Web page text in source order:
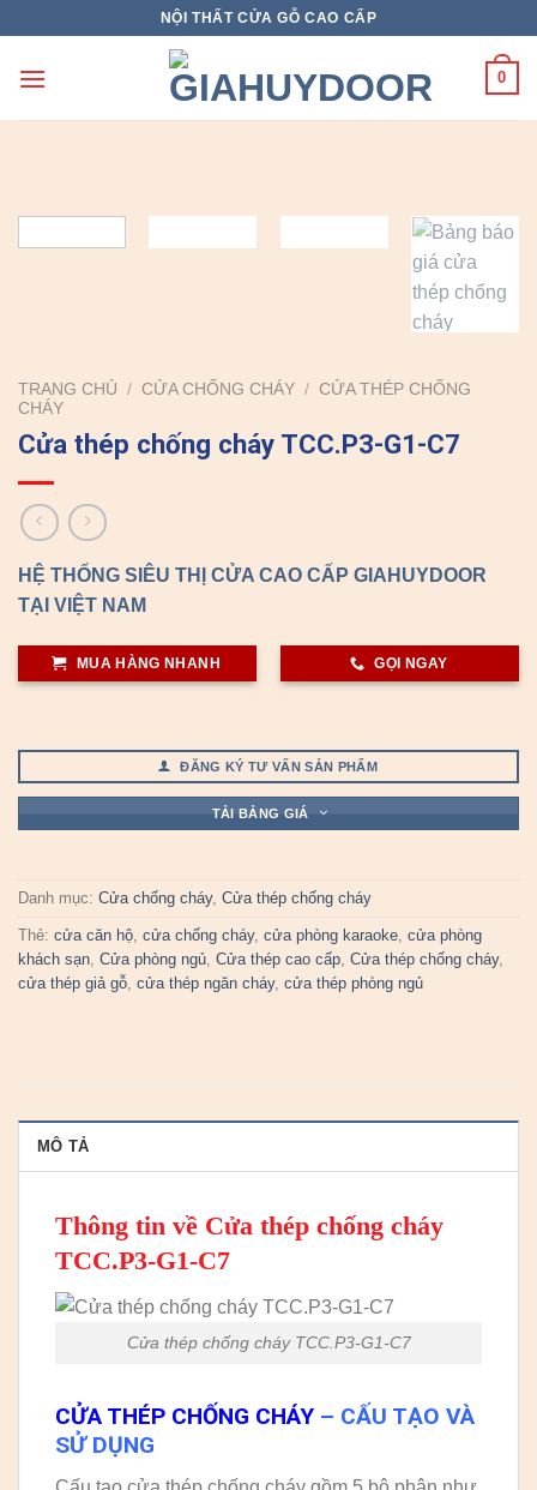
content
NỘI THẤT CỬA GỖ CAO CẤP
0
TRANG CHỦ / CỬA CHỐNG CHÁY / CỬA THÉP CHỐNG
CHÁY
Cửa thép chống cháy TCC.P3-G1-C7
HỆ THỐNG SIÊU THỊ CỬA CAO CẤP GIAHUYDOOR
TẠI VIỆT NAM
MUA HÀNG NHANH GỌI NGAY
ĐĂNG KÝ TƯ VẤN SẢN PHẨM
TẢI BẢNG GIÁ
Danh mục: Cửa chống cháy, Cửa thép chống cháy
Thẻ: cửa căn hộ, cửa chống cháy, cửa phòng karaoke, cửa phòng
khách sạn, Cửa phòng ngủ, Cửa thép cao cấp, Cửa thép chống cháy,
cửa thép giả gỗ, cửa thép ngăn cháy, cửa thép phòng ngủ
MÔ TẢ
Thông tin về Cửa thép chống cháy
TCC.P3-G1-C7
Cửa thép chống cháy TCC.P3-G1-C7
CỬA THÉP CHỐNG CHÁY – CẤU TẠO VÀ
SỬ DỤNG